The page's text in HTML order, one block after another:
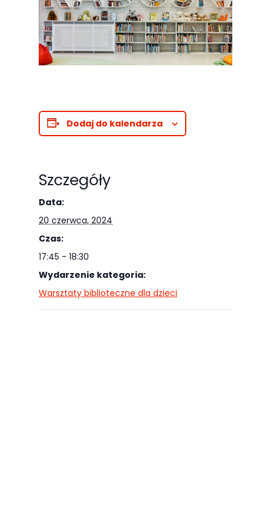
Dodaj do kalendarza
Szczegóły
Data:
20 czerwca, 2024
Czas:
17:45 - 18:30
Wydarzenie kategoria:
Warsztaty biblioteczne dla dzieci